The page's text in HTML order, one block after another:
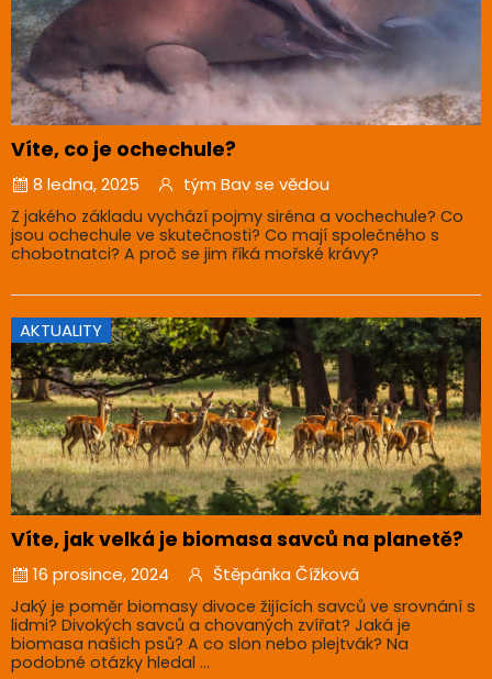
Víte, co je ochechule?
8 ledna, 2025 tým Bav se vědou
Z jakého základu vychází pojmy siréna a vochechule? Co
jsou ochechule ve skutečnosti? Co mají společného s
chobotnatci? A proč se jim říká mořské krávy?
AKTUALITY
Víte, jak velká je biomasa savců na planetě?
16 prosince, 2024 Štěpánka Čížková
Jaký je poměr biomasy divoce žijících savců ve srovnání s
lidmi? Divokých savců a chovaných zvířat? Jaká je
biomasa našich psů? A co slon nebo plejtvák? Na
podobné otázky hledal ...